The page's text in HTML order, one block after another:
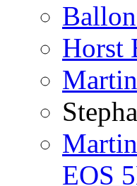
Horst
Martin
EOS